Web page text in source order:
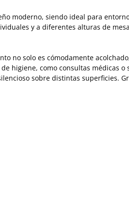
moderno, siendo ideal para
y a diferentes alturas de
no solo es cómodamente
higiene, como consultas médicas
sobre distintas superficies.